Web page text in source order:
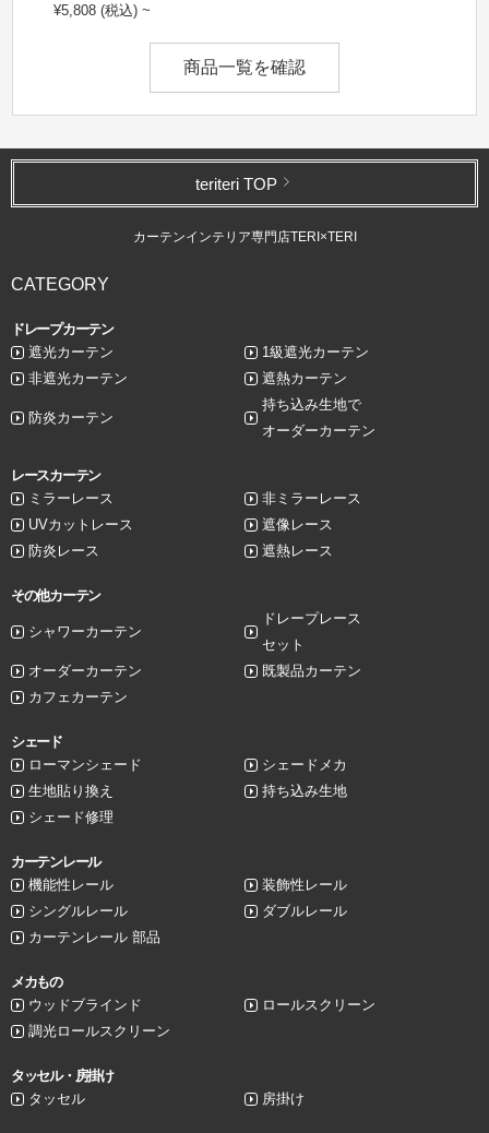
¥5,808 (税込) ~
商品一覧を確認
teriteri TOP
カーテンインテリア専門店TERI×TERI
CATEGORY
ドレープカーテン
遮光カーテン
1級遮光カーテン
非遮光カーテン
遮熱カーテン
防炎カーテン
持ち込み生地で
オーダーカーテン
レースカーテン
ミラーレース
非ミラーレース
UVカットレース
遮像レース
防炎レース
遮熱レース
その他カーテン
シャワーカーテン
ドレープレース
セット
オーダーカーテン
既製品カーテン
カフェカーテン
シェード
ローマンシェード
シェードメカ
生地貼り換え
持ち込み生地
シェード修理
カーテンレール
機能性レール
装飾性レール
シングルレール
ダブルレール
カーテンレール 部品
メカもの
ウッドブラインド
ロールスクリーン
調光ロールスクリーン
タッセル・房掛け
タッセル
房掛け